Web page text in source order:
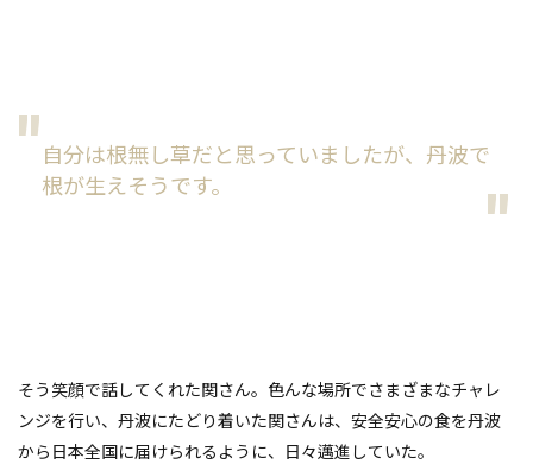
自分は根無し草だと思っていましたが、丹波で
根が生えそうです。
そう笑顔で話してくれた関さん。色んな場所でさまざまなチャレ
ンジを行い、丹波にたどり着いた関さんは、安全安心の食を丹波
から日本全国に届けられるように、日々邁進していた。